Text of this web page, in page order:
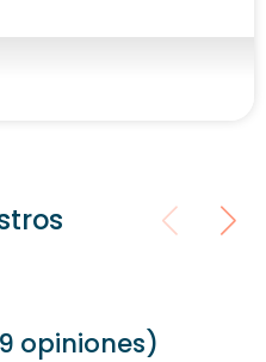
opiniones)